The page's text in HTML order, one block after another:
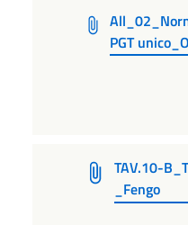
PGT
TAV.10-
_Fengo